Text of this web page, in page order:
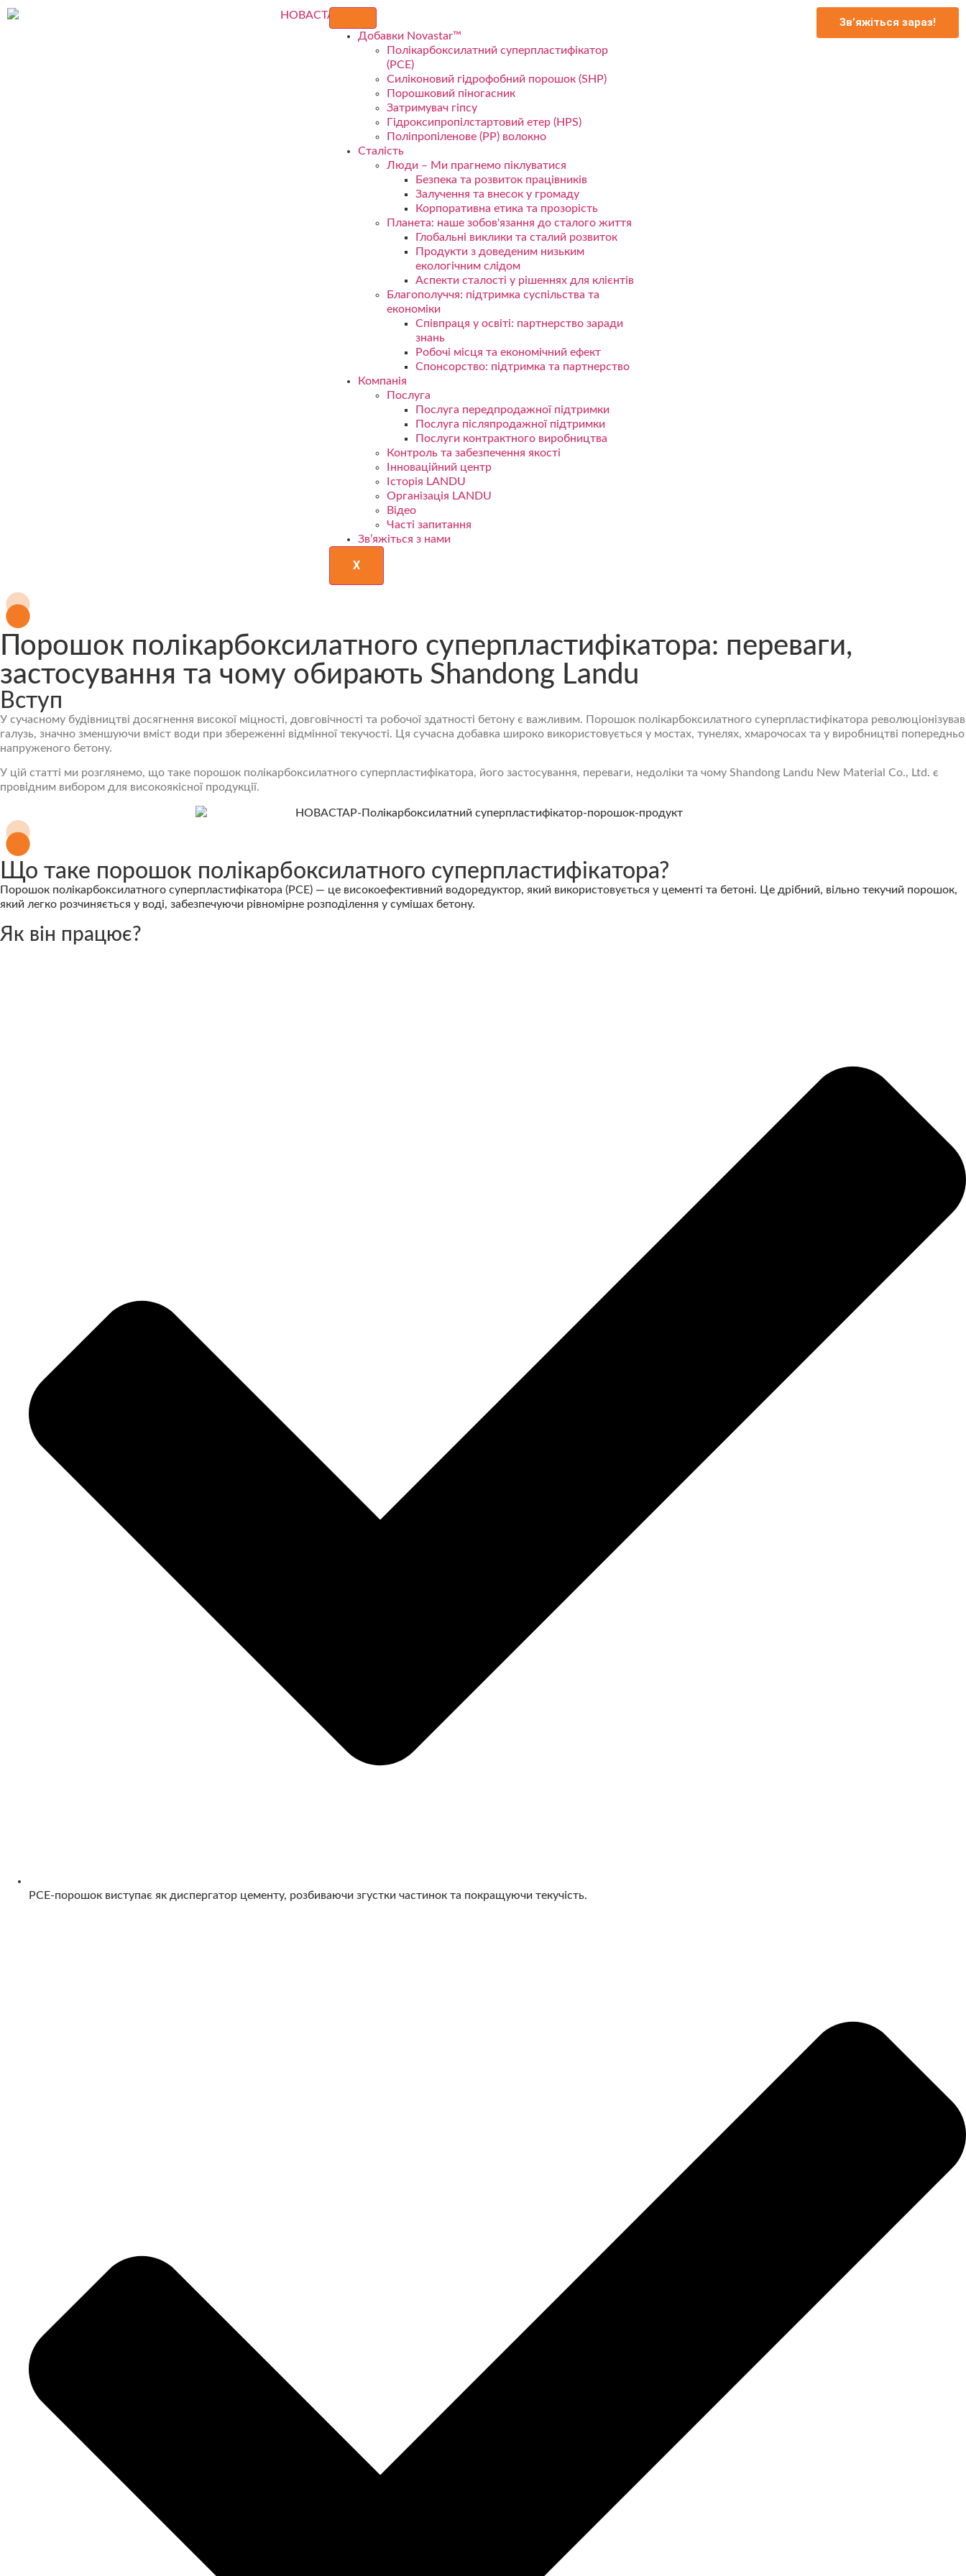
Добавки Novastar™
Полікарбоксилатний суперпластифікатор
(PCE)
Силіконовий гідрофобний порошок (SHP)
Порошковий піногасник
Затримувач гіпсу
Гідроксипропілстартовий етер (HPS)
Поліпропіленове (PP) волокно
Сталість
Люди – Ми прагнемо піклуватися
Безпека та розвиток працівників
Залучення та внесок у громаду
Корпоративна етика та прозорість
Планета: наше зобов'язання до сталого життя
Глобальні виклики та сталий розвиток
Продукти з доведеним низьким
екологічним слідом
Аспекти сталості у рішеннях для клієнтів
Благополуччя: підтримка суспільства та
економіки
Співпраця у освіті: партнерство заради
знань
Робочі місця та економічний ефект
Спонсорство: підтримка та партнерство
Компанія
Послуга
Послуга передпродажної підтримки
Послуга післяпродажної підтримки
Послуги контрактного виробництва
Контроль та забезпечення якості
Інноваційний центр
Історія LANDU
Організація LANDU
Відео
Часті запитання
Зв’яжіться з нами
X
Зв’яжіться зараз!
Порошок полікарбоксилатного суперпластифікатора: переваги,
застосування та чому обирають Shandong Landu
Вступ
У сучасному будівництві досягнення високої міцності, довговічності та робочої здатності бетону є важливим. Порошок полікарбоксилатного суперпластифікатора революціонізував
галузь, значно зменшуючи вміст води при збереженні відмінної текучості. Ця сучасна добавка широко використовується у мостах, тунелях, хмарочосах та у виробництві попередньо
напруженого бетону.
У цій статті ми розглянемо, що таке порошок полікарбоксилатного суперпластифікатора, його застосування, переваги, недоліки та чому Shandong Landu New Material Co., Ltd. є
провідним вибором для високоякісної продукції.
Що таке порошок полікарбоксилатного суперпластифікатора?
Порошок полікарбоксилатного суперпластифікатора (PCE) — це високоефективний водоредуктор, який використовується у цементі та бетоні. Це дрібний, вільно текучий порошок,
який легко розчиняється у воді, забезпечуючи рівномірне розподілення у сумішах бетону.
Як він працює?
PCE-порошок виступає як диспергатор цементу, розбиваючи згустки частинок та покращуючи текучість.